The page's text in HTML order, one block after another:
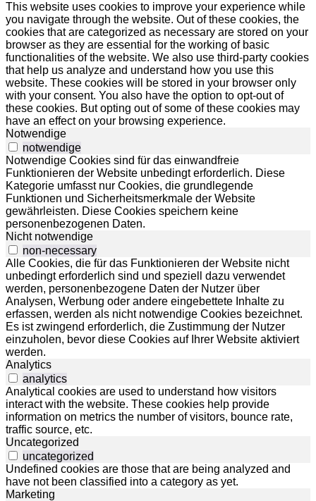
This website uses cookies to improve your experience while
you navigate through the website. Out of these cookies, the
cookies that are categorized as necessary are stored on your
browser as they are essential for the working of basic
functionalities of the website. We also use third-party cookies
that help us analyze and understand how you use this
website. These cookies will be stored in your browser only
with your consent. You also have the option to opt-out of
these cookies. But opting out of some of these cookies may
have an effect on your browsing experience.
Notwendige
notwendige
Notwendige Cookies sind für das einwandfreie
Funktionieren der Website unbedingt erforderlich. Diese
Kategorie umfasst nur Cookies, die grundlegende
Funktionen und Sicherheitsmerkmale der Website
gewährleisten. Diese Cookies speichern keine
personenbezogenen Daten.
Nicht notwendige
non-necessary
Alle Cookies, die für das Funktionieren der Website nicht
unbedingt erforderlich sind und speziell dazu verwendet
werden, personenbezogene Daten der Nutzer über
Analysen, Werbung oder andere eingebettete Inhalte zu
erfassen, werden als nicht notwendige Cookies bezeichnet.
Es ist zwingend erforderlich, die Zustimmung der Nutzer
einzuholen, bevor diese Cookies auf Ihrer Website aktiviert
werden.
Analytics
analytics
Analytical cookies are used to understand how visitors
interact with the website. These cookies help provide
information on metrics the number of visitors, bounce rate,
traffic source, etc.
Uncategorized
uncategorized
Undefined cookies are those that are being analyzed and
have not been classified into a category as yet.
Marketing